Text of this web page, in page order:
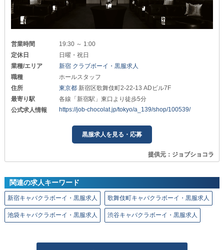
営業時間
19:30 ～ 1:00
定休日
日曜・祝日
業種/エリア
新宿 クラブボーイ・黒服求人
職種
ホールスタッフ
住所
東京都 新宿区歌舞伎町2-22-13 ADビル7F
最寄り駅
各線「新宿駅」東口より徒歩5分
公式求人情報
https://job-chocolat.jp/tokyo/a_139/shop/100539/
黒服求人を見る・応募
提供元：ジョブショコラ
関連の求人キーワード
新宿キャバクラボーイ・黒服求人 歌舞伎町キャバクラボーイ・黒服求人
池袋キャバクラボーイ・黒服求人 渋谷キャバクラボーイ・黒服求人